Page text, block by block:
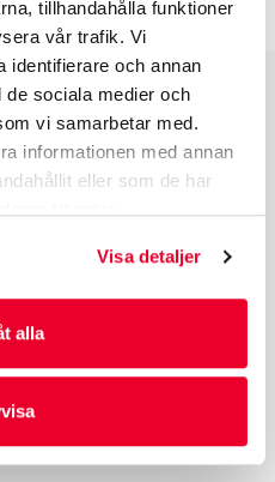
tillhandahålla funktioner
vår trafik. Vi
identifierare och annan
de sociala medier och
vi samarbetar med.
informationen med annan
eller som de har
Visa detaljer
alla